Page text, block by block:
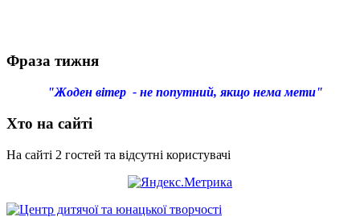
Фраза тижня
"Жоден вітер - не попутний, якщо нема мети"
Хто на сайті
На сайті 2 гостей та відсутні користувачі